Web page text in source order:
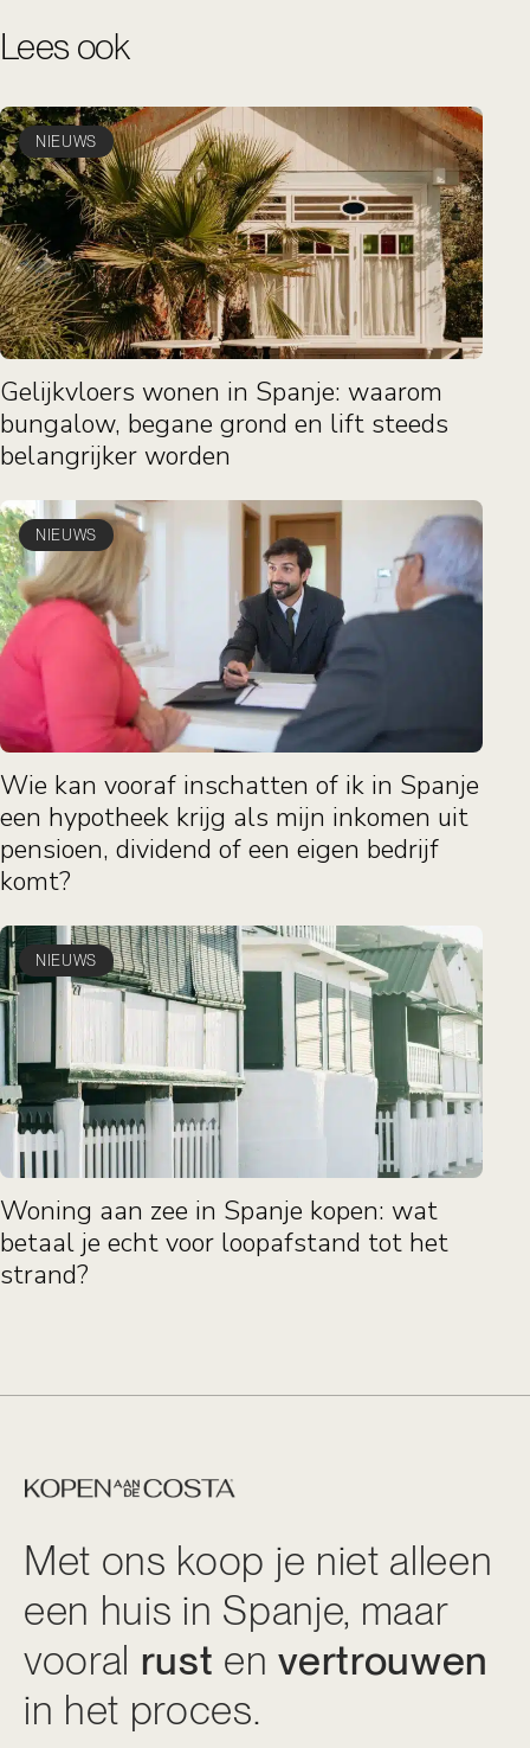
Lees ook
NIEUWS
Gelijkvloers wonen in Spanje: waarom
bungalow, begane grond en lift steeds
belangrijker worden
NIEUWS
Wie kan vooraf inschatten of ik in Spanje
een hypotheek krijg als mijn inkomen uit
pensioen, dividend of een eigen bedrijf
komt?
NIEUWS
Woning aan zee in Spanje kopen: wat
betaal je echt voor loopafstand tot het
strand?
Met ons koop je niet alleen
een huis in Spanje, maar
vooral rust envertrouwen
in het proces.